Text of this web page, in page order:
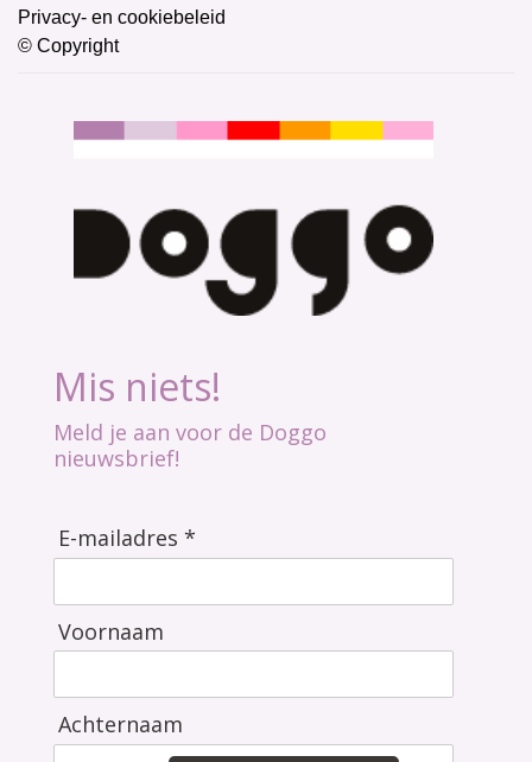
Privacy- en cookiebeleid
© Copyright
Mis niets!
Meld je aan voor de Doggo
nieuwsbrief!
E-mailadres *
Voornaam
Achternaam